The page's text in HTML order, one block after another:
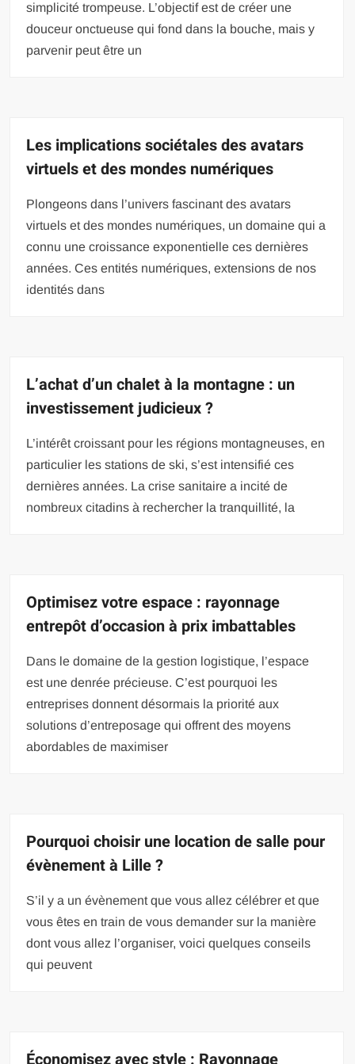
simplicité trompeuse. L’objectif est de créer une
douceur onctueuse qui fond dans la bouche, mais y
parvenir peut être un
Les implications sociétales des avatars
virtuels et des mondes numériques
Plongeons dans l’univers fascinant des avatars
virtuels et des mondes numériques, un domaine qui a
connu une croissance exponentielle ces dernières
années. Ces entités numériques, extensions de nos
identités dans
L’achat d’un chalet à la montagne : un
investissement judicieux ?
L’intérêt croissant pour les régions montagneuses, en
particulier les stations de ski, s’est intensifié ces
dernières années. La crise sanitaire a incité de
nombreux citadins à rechercher la tranquillité, la
Optimisez votre espace : rayonnage
entrepôt d’occasion à prix imbattables
Dans le domaine de la gestion logistique, l’espace
est une denrée précieuse. C’est pourquoi les
entreprises donnent désormais la priorité aux
solutions d’entreposage qui offrent des moyens
abordables de maximiser
Pourquoi choisir une location de salle pour
évènement à Lille ?
S’il y a un évènement que vous allez célébrer et que
vous êtes en train de vous demander sur la manière
dont vous allez l’organiser, voici quelques conseils
qui peuvent